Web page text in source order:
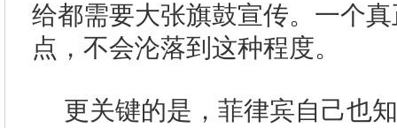
给都需要大张旗鼓宣传。一个
点，不会沦落到这种程度。
更关键的是，菲律宾自己也